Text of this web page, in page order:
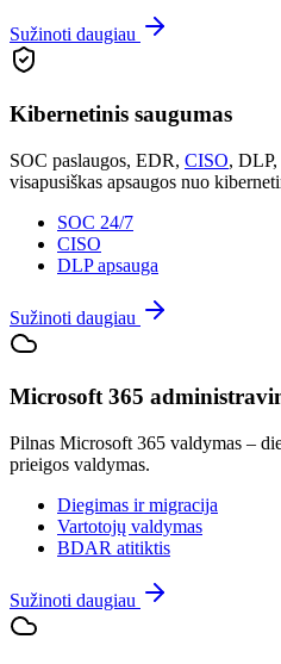
Sužinoti daugiau
Kibernetinis saugumas
SOC paslaugos, EDR, CISO,
visapusiškas apsaugos nuo
SOC 24/7
CISO
DLP apsauga
Sužinoti daugiau
Microsoft 365
Pilnas Microsoft 365 valdymas –
prieigos valdymas.
Diegimas ir migracija
Vartotojų valdymas
BDAR atitiktis
Sužinoti daugiau